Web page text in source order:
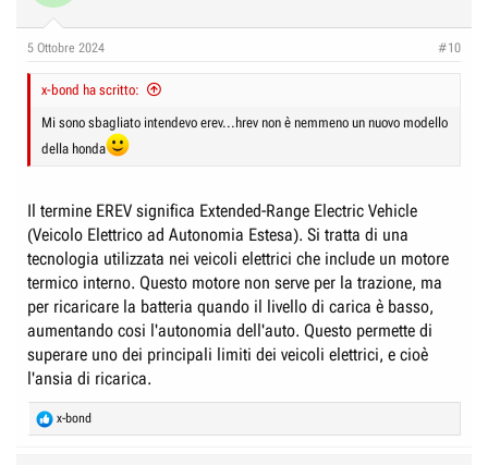
s
5 Ottobre 2024 #10
x-bond ha scritto:
Mi sono sbagliato intendevo erev...hrev non è nemmeno un nuovo modello
della honda
Il termine EREV significa Extended-Range Electric Vehicle
(Veicolo Elettrico ad Autonomia Estesa). Si tratta di una
tecnologia utilizzata nei veicoli elettrici che include un motore
termico interno. Questo motore non serve per la trazione, ma
per ricaricare la batteria quando il livello di carica è basso,
aumentando cosi l'autonomia dell'auto. Questo permette di
superare uno dei principali limiti dei veicoli elettrici, e cioè
l'ansia di ricarica.
R
e
x-bond